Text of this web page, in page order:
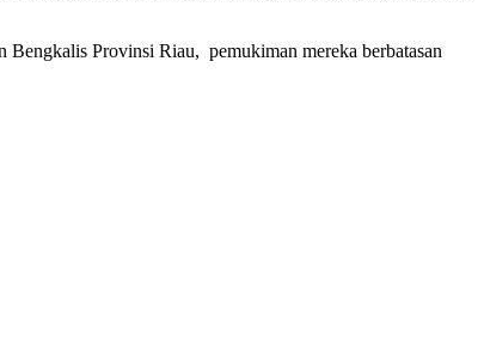
Provinsi Riau, pemukiman mereka berbatasan